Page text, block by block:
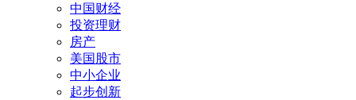
中国财经
投资理财
房产
美国股市
中小企业
起步创新